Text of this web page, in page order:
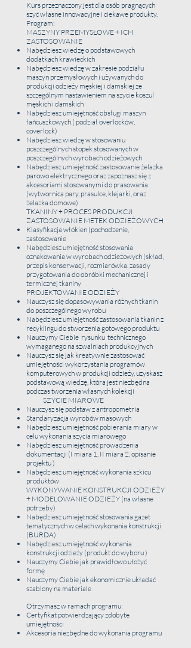
Kurs przeznaczony jest dla osób pragnących
szyć własne innowacyjne i ciekawe produkty.
Program:
MASZYNY PRZEMYSŁOWE + ICH
ZASTOSOWANIE
Nabędziesz wiedzę o podstawowych
dodatkach krawieckich
Nabędziesz wiedzę w zakresie podziału
maszyn przemysłowych i używanych do
produkcji odzieży męskiej i damskiej ze
szczególnym nastawieniem na szycie koszul
męskich i damskich
Nabędziesz umiejętność obsługi maszyn
łańcuszkowych.( podział overlocków,
coverlock)
Nabędziesz wiedzę w stosowaniu
poszczególnych stopek stosowanych w
poszczególnych wyrobach odzieżowych
Nabędziesz umiejętność zastosowanie żelazka
parowo elektrycznego oraz zapoznasz się z
akcesoriami stosowanymi do prasowania
(wytwornica pary, prasulce, klejarki, oraz
żelazka domowe)
TKANINY + PROCES PRODUKCJI
ZASTOSOWANIE METEK ODZIEŻOWYCH
Klasyfikacja włókien (pochodzenie,
zastosowanie
Nabędziesz umiejętność stosowania
oznakowania w wyrobach odzieżowych (skład,
przepis konserwacji, rozmiarówka, zasady
przygotowania do obróbki mechanicznej i
termicznej tkaniny
PROJEKTOWANIE ODZIEŻY
Nauczysz się dopasowywania różnych tkanin
do poszczególnego wyrobu
Nabędziesz umiejętność zastosowania tkanin z
recyklingu do stworzenia gotowego produktu
Nauczymy Ciebie rysunku technicznego
wymaganego na szwalniach produkcyjnych
Nauczysz się jak kreatywnie zastosować
umiejętności wykorzystania programów
komputerowych w produkcji odzieży,uzyskasz
podstawową wiedzę, która jest niezbędna
podczas tworzenia własnych kolekcji
SZYCIE MIAROWE
Nauczysz się podstaw z antropometria
Standaryzacja wyrobów masowych
Nabędziesz umiejętność pobierania miary w
celu wykonania szycia miarowego
Nabędziesz umiejętność prowadzenia
dokumentacji (I miara 1, II miara 2, opisanie
projektu )
Nabędziesz umiejętność wykonania szkicu
produktów
WYKONYWANIE KONSTRUKCJI ODZIEŻY
+ MODELOWANIE ODZIEŻY (na własne
potrzeby)
Nabędziesz umiejętność stosowania gazet
tematycznych w celach wykonania konstrukcji
(BURDA)
Nabędziesz umiejętność wykonania
konstrukcji odzieży (produkt do wyboru )
Nauczymy Ciebie jak prawidłowo ułożyć
formę
Nauczymy Ciebie jak ekonomicznie układać
szablony na materiale
Otrzymasz w ramach programu:
Certyfikat potwierdzający zdobyte
umiejętności
Akcesoria niezbędne do wykonania programu